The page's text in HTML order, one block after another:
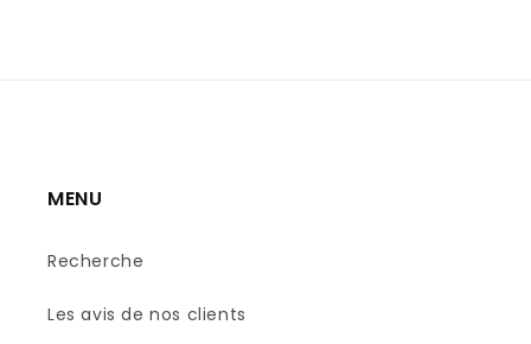
MENU
Recherche
Les avis de nos clients